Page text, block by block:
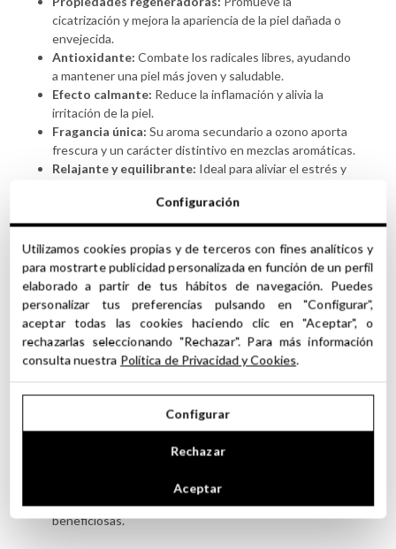
cicatrización y mejora la apariencia de la piel dañada o
envejecida.
Antioxidante: Combate los radicales libres, ayudando
a mantener una piel más joven y saludable.
Efecto calmante: Reduce la inflamación y alivia la
irritación de la piel.
Fragancia única: Su aroma secundario a ozono aporta
frescura y un carácter distintivo en mezclas aromáticas.
Relajante y equilibrante: Ideal para aliviar el estrés y
Características aromáticas:
Resinoide de Mirratiene un aroma cálido, terroso y
resinoso, complementado con un matiz fresco y ozónico.
Estas notas lo hacen ideal para utilizar en composiciones
de alta perfumería, donde actúa como una excelente base
para notas medias y altas.
En la creación de productos naturales para el cuidado
del cabello, ayudando a fortalecerlo y aportándole brillo.
Como ingrediente en bálsamos labiales para nutrir y
En la elaboración de jabones y velas artesanales,
gracias a su fragancia distintiva y propiedades
beneficiosas.
Configuración
Utilizamos cookies propias y de terceros con fines analíticos y
para mostrarte publicidad personalizada en función de un perfil
elaborado a partir de tus hábitos de navegación. Puedes
personalizar tus preferencias pulsando en "Configurar",
aceptar todas las cookies haciendo clic en "Aceptar", o
rechazarlas seleccionando "Rechazar". Para más información
consulta nuestra Política de Privacidad y Cookies.
Configurar
Rechazar
Aceptar